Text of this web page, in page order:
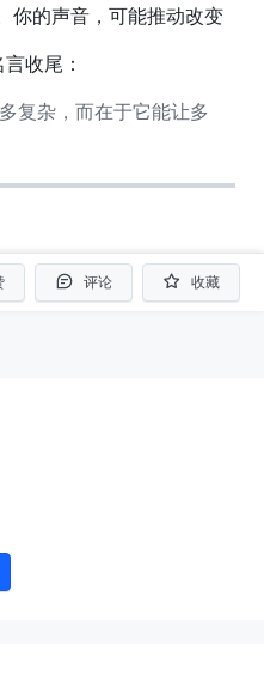
你的声音，可能推动改变
收尾：
复杂，而在于它能让多
评论 收藏